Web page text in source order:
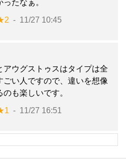
たなぁ。
11/27 10:45
アウグストゥスはタイプは全
ごい人ですので、違いを想像
のも楽しいです。
11/27 16:51